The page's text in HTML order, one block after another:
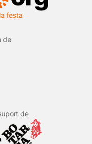
de
de